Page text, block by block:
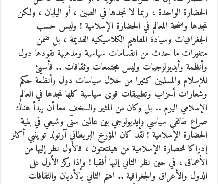
الحضارة الواحدة ، ربما لا نجدها في الصين ، أو اليابان ، ولكن
نجدها واضحة المعالم في الحضارة الإسلامية ! وليس حسب
الجغرافيات وسيادة المفاهيم الكلاسيكية القديمة ، بل ضمن
متغيرات ما حدث من انقسامات سياسية ومذهبية تقودها دول
وأنظمة وأيديولوجيات وليس مجتمعات وثقافات .. فأسيئ
للإسلام والمسلمين كثيرا من خلال سياسات دول وأنظمة حكم
وشعارات أحزاب وتطبيقات قوى سياسية كلها نجدها في العالم
الإسلامي اليوم .. بل وكان من المثير والسخف معا أن يبدأ هناك
صراع طائفي سياسي وإيديولوجي بين عالمين سنّى وشيعي في بنية
الحضارة الإسلامية ! لقد كان المؤرخ البريطاني آرنولد توينبي أكثر
إدراكا للحضارة الإسلامية من هينتغتون ، فالأول نظر إليها من
الأعماق ، في حين نظر الثاني إليها أفقيا ! وإذا ركز الأول على
الدول والأعراق والجغرافية .. اهتم الثاني بالأديان والثقافات